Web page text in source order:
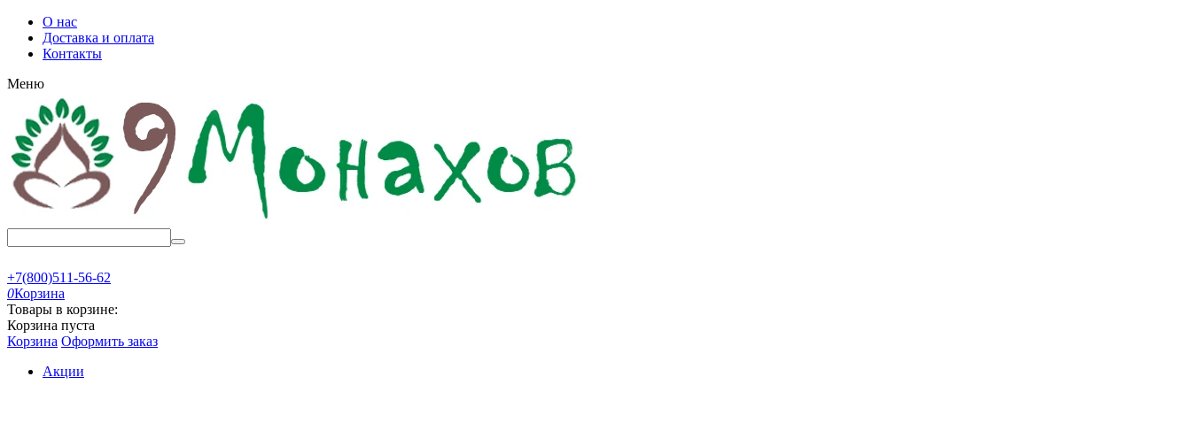
О нас
Доставка и оплата
Контакты
Меню
+7(800)511-56-62
0Корзина
Товары в корзине:
Корзина пуста
Корзина Оформить заказ
Акции